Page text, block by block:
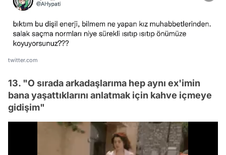
twitter.com
13. "O sırada arkadaşlarıma hep aynı ex'imin
bana yaşattıklarını anlatmak için kahve içmeye
gidişim"